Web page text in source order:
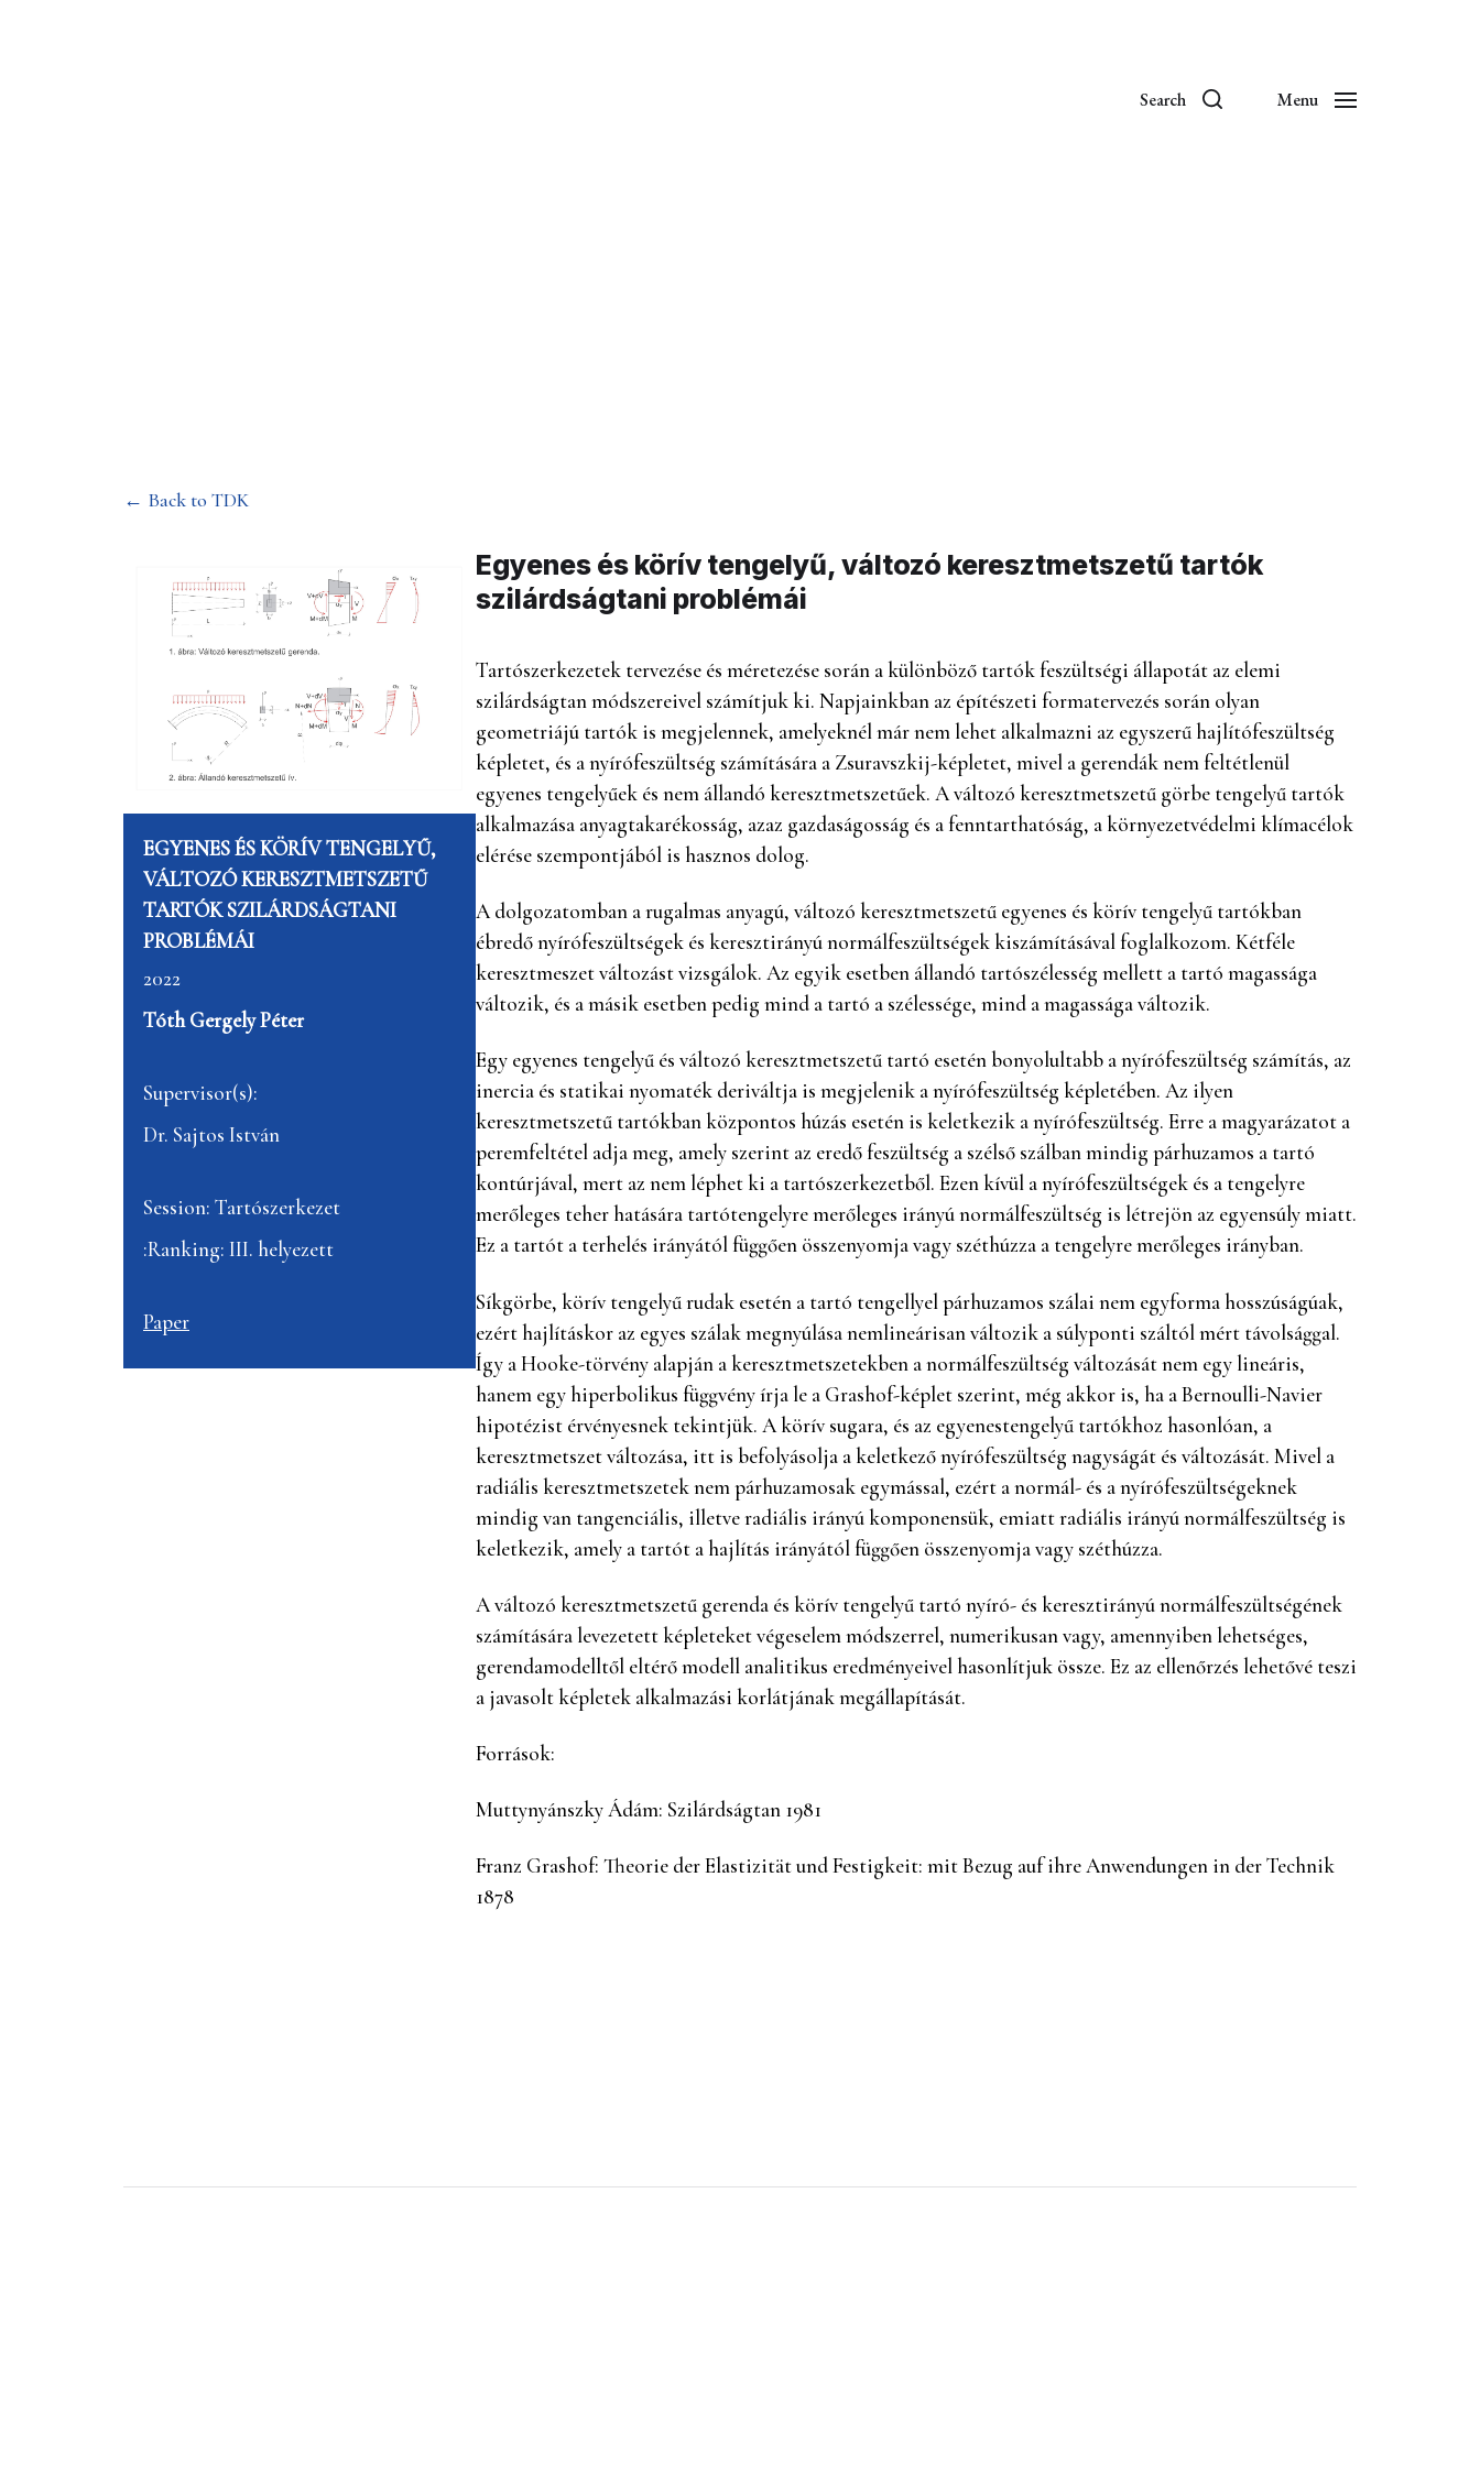
Search Menu
← Back to TDK
EGYENES ÉS KÖRÍV TENGELYŰ,
VÁLTOZÓ KERESZTMETSZETŰ
TARTÓK SZILÁRDSÁGTANI
PROBLÉMÁI
2022
Tóth Gergely Péter
Supervisor(s):
Dr. Sajtos István
Session: Tartószerkezet
:Ranking: III. helyezett
Paper
Egyenes és körív tengelyű, változó keresztmetszetű tartók
szilárdságtani problémái
Tartószerkezetek tervezése és méretezése során a különböző tartók feszültségi állapotát az elemi
szilárdságtan módszereivel számítjuk ki. Napjainkban az építészeti formatervezés során olyan
geometriájú tartók is megjelennek, amelyeknél már nem lehet alkalmazni az egyszerű hajlítófeszültség
képletet, és a nyírófeszültség számítására a Zsuravszkij-képletet, mivel a gerendák nem feltétlenül
egyenes tengelyűek és nem állandó keresztmetszetűek. A változó keresztmetszetű görbe tengelyű tartók
alkalmazása anyagtakarékosság, azaz gazdaságosság és a fenntarthatóság, a környezetvédelmi klímacélok
elérése szempontjából is hasznos dolog.
A dolgozatomban a rugalmas anyagú, változó keresztmetszetű egyenes és körív tengelyű tartókban
ébredő nyírófeszültségek és keresztirányú normálfeszültségek kiszámításával foglalkozom. Kétféle
keresztmeszet változást vizsgálok. Az egyik esetben állandó tartószélesség mellett a tartó magassága
változik, és a másik esetben pedig mind a tartó a szélessége, mind a magassága változik.
Egy egyenes tengelyű és változó keresztmetszetű tartó esetén bonyolultabb a nyírófeszültség számítás, az
inercia és statikai nyomaték deriváltja is megjelenik a nyírófeszültség képletében. Az ilyen
keresztmetszetű tartókban központos húzás esetén is keletkezik a nyírófeszültség. Erre a magyarázatot a
peremfeltétel adja meg, amely szerint az eredő feszültség a szélső szálban mindig párhuzamos a tartó
kontúrjával, mert az nem léphet ki a tartószerkezetből. Ezen kívül a nyírófeszültségek és a tengelyre
merőleges teher hatására tartótengelyre merőleges irányú normálfeszültség is létrejön az egyensúly miatt.
Ez a tartót a terhelés irányától függően összenyomja vagy széthúzza a tengelyre merőleges irányban.
Síkgörbe, körív tengelyű rudak esetén a tartó tengellyel párhuzamos szálai nem egyforma hosszúságúak,
ezért hajlításkor az egyes szálak megnyúlása nemlineárisan változik a súlyponti száltól mért távolsággal.
Így a Hooke-törvény alapján a keresztmetszetekben a normálfeszültség változását nem egy lineáris,
hanem egy hiperbolikus függvény írja le a Grashof-képlet szerint, még akkor is, ha a Bernoulli-Navier
hipotézist érvényesnek tekintjük. A körív sugara, és az egyenestengelyű tartókhoz hasonlóan, a
keresztmetszet változása, itt is befolyásolja a keletkező nyírófeszültség nagyságát és változását. Mivel a
radiális keresztmetszetek nem párhuzamosak egymással, ezért a normál- és a nyírófeszültségeknek
mindig van tangenciális, illetve radiális irányú komponensük, emiatt radiális irányú normálfeszültség is
keletkezik, amely a tartót a hajlítás irányától függően összenyomja vagy széthúzza.
A változó keresztmetszetű gerenda és körív tengelyű tartó nyíró- és keresztirányú normálfeszültségének
számítására levezetett képleteket végeselem módszerrel, numerikusan vagy, amennyiben lehetséges,
gerendamodelltől eltérő modell analitikus eredményeivel hasonlítjuk össze. Ez az ellenőrzés lehetővé teszi
a javasolt képletek alkalmazási korlátjának megállapítását.
Források:
Muttynyánszky Ádám: Szilárdságtan 1981
Franz Grashof: Theorie der Elastizität und Festigkeit: mit Bezug auf ihre Anwendungen in der Technik
1878